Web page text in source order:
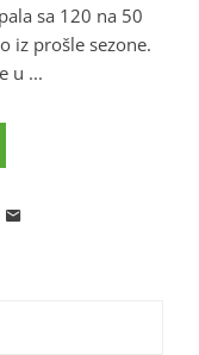
sa 120 na 50
iz prošle sezone.
u ...